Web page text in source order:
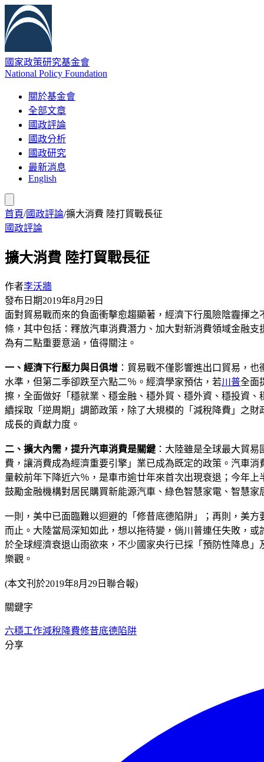
國家政策研究基金會
National Policy Foundation
關於基金會
全部文章
國政評論
國政分析
國政研究
最新消息
English
首頁/國政評論/擴大消費 陸打貿戰長征
國政評論
擴大消費 陸打貿戰長征
作者李沃牆
發布日期2019年8月29日
面對貿易戰而來的負面衝擊愈趨顯著，經濟下行風險陰霾揮
條，其中包括：釋放汽車消費潛力、加大對新消費領域金融
為有二點重要意涵，值得關注。
一、經濟下行壓力與日俱增 ：貿易戰不僅影響進出口貿易，也
水準，但第二季卻跌至六點二％。經濟學家預估，若川普全面
擦，全面做好「穩就業、穩金融、穩外貿、穩外資、穩投資
續採取「逆周期」調節政策，除了大規模的「減稅降費」之
成長的貢獻力度。
二、擴大內需，提升汽車消費是關鍵 ：大陸雖是全球最大貿
費，讓消費成為經濟重要引擎」業已成為既定的政策。汽車
量較前年下降近六％，是車市逾廿年來首次出現衰退；今年
鼓勵金融機構對居民購買新能源汽車、綠色智慧家電、智慧
一則，美中已面臨難以迴避的「修昔底德陷阱」；再則，美
而止。大陸當局深知如此，想以拖待變，倘川普連任失敗，
於全球經濟衰退山雨欲來，不少國家央行已採「預防性降息」
樂觀。
(本文刊於2019年8月29日聯合報)
關鍵字
六穩工作減稅降費修昔底德陷阱
分享